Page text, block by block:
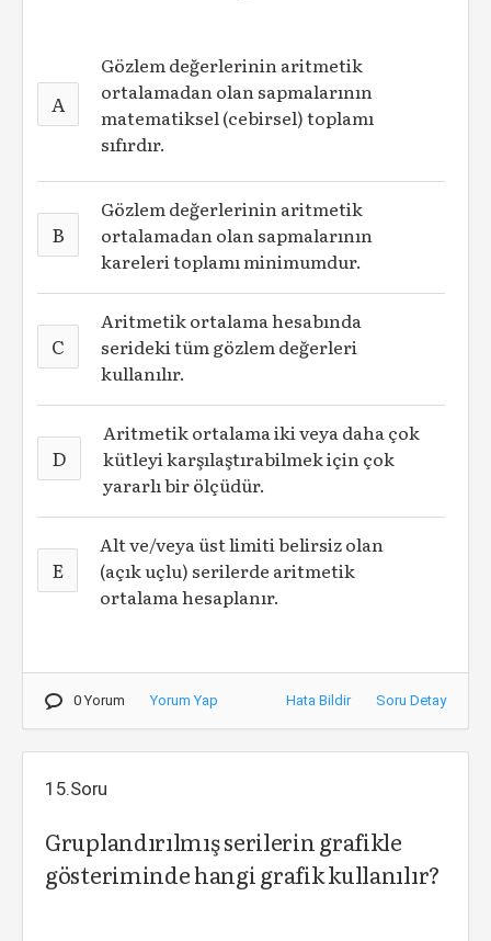
A
Gözlem değerlerinin aritmetik
ortalamadan olan sapmalarının
matematiksel (cebirsel) toplamı
sıfırdır.
B
Gözlem değerlerinin aritmetik
ortalamadan olan sapmalarının
kareleri toplamı minimumdur.
C
Aritmetik ortalama hesabında
serideki tüm gözlem değerleri
kullanılır.
D
Aritmetik ortalama iki veya daha çok
kütleyi karşılaştırabilmek için çok
yararlı bir ölçüdür.
E
Alt ve/veya üst limiti belirsiz olan
(açık uçlu) serilerde aritmetik
ortalama hesaplanır.
0 Yorum Yorum Yap Hata Bildir Soru Detay
15.Soru
Gruplandırılmış serilerin grafikle
gösteriminde hangi grafik kullanılır?